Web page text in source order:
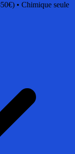
• Chimique seule